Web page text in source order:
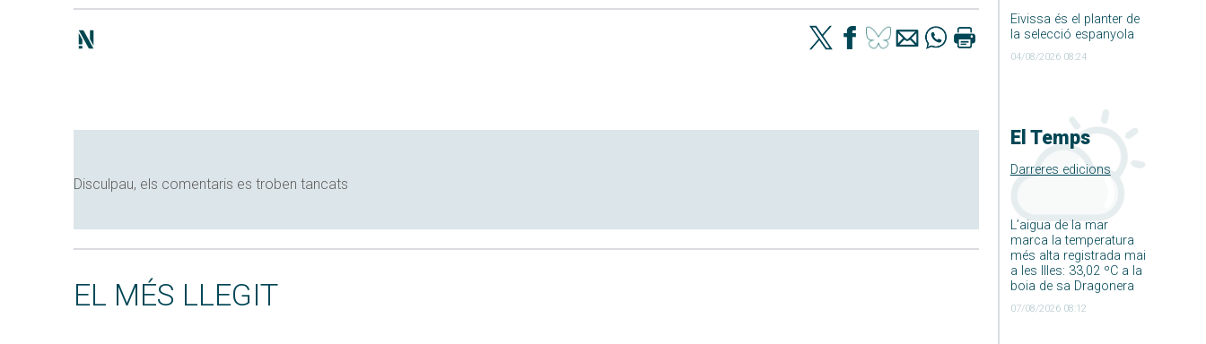
Eivissa és el planter de
la selecció espanyola
04/08/2026 08:24
El Temps
Darreres edicions
L’aigua de la mar
marca la temperatura
més alta registrada mai
a les Illes: 33,02 ºC a la
boia de sa Dragonera
07/08/2026 08:12
Disculpau, els comentaris es troben tancats
EL MÉS LLEGIT